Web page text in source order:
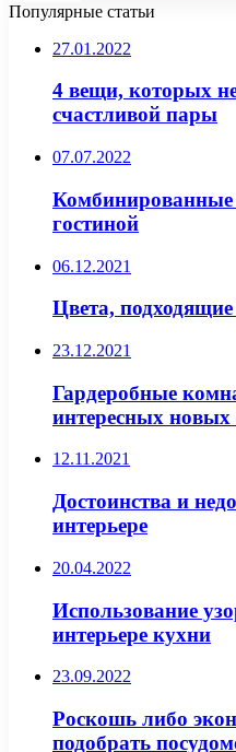
Популярные статьи
27.01.2022
4 вещи, которых
счастливой пары
07.07.2022
гостиной
06.12.2021
Цвета,
23.12.2021
Гардеробные
интересных новых
12.11.2021
Достоинства и
интерьере
20.04.2022
Использование
интерьере кухни
23.09.2022
Роскошь либо
подобрать